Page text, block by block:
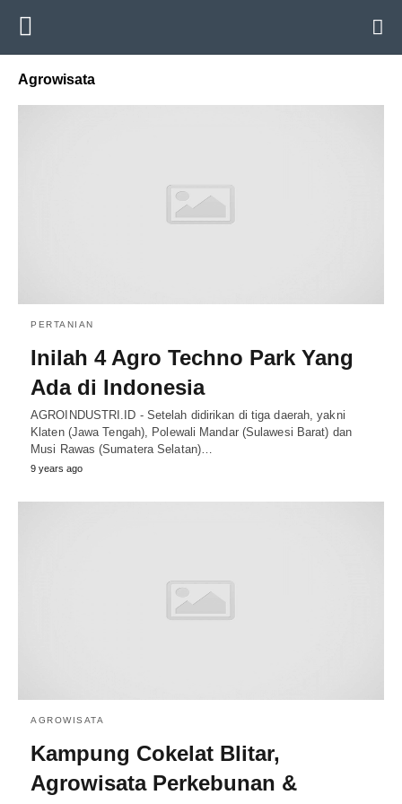
Agrowisata
PERTANIAN
Inilah 4 Agro Techno Park Yang
Ada di Indonesia
AGROINDUSTRI.ID - Setelah didirikan di tiga daerah, yakni
Klaten (Jawa Tengah), Polewali Mandar (Sulawesi Barat) dan
Musi Rawas (Sumatera Selatan)…
9 years ago
AGROWISATA
Kampung Cokelat Blitar,
Agrowisata Perkebunan &